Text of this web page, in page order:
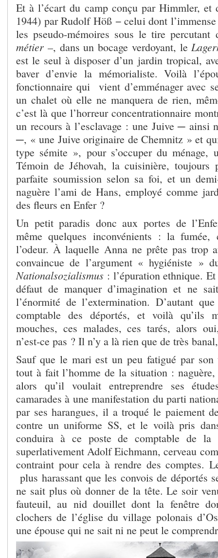
Et à l’écart du camp conçu par Himmler,
1944) par Rudolf Höß − celui dont
les pseudo-mémoires sous le tire
métier –, dans un bocage verdoyant, le
est le seul à disposer d’un jardin tropical,
baver d’envie la mémorialiste. Voilà
fonctionnaire qui vient d’emménager avec
un chalet où elle ne manquera de rien,
c’est là que l’horreur concentrationnaire
un recours à l’esclavage : une Juive ─ ainsi
─, « une Juive originaire de Chemnitz » et
type sémite », pour s’occuper du ménage,
Témoin de Jéhovah, la cuisinière, toujours
parfaite soumission selon sa foi, et un
naguère l’ami de Hans, employé comme
des fleurs en Enfer ?
Un petit paradis donc aux portes de
même quelques inconvénients : la fumée,
l’odeur. À laquelle Anna ne prête pas trop
convaincue de l’argument « hygiéniste »
Nationalsozialismus : l’épuration ethnique.
défaut de manquer d’imagination et ne
l’énormité de l’extermination. D’autant
comptable des déportés, et voilà qu’ils
mouches, ces malades, ces tarés, alors
n’est-ce pas ? Il n’y a là rien que de très
Sauf que le mari est un peu fatigué par son
tout à fait l’homme de la situation :
alors qu’il voulait entreprendre ses
camarades à une manifestation du parti
par ses harangues, il a troqué le paiement
contre un uniforme SS, et le voilà pris
conduira à ce poste de comptable de
superlativement Adolf Eichmann, cerveau
contraint pour cela à rendre des comptes.
plus harassant que les convois de déportés
ne sait plus où donner de la tête. Le soir
fauteuil, au nid douillet dont la fenêtre
clochers de l’église du village polonais
une épouse qui ne sait ni ne peut le